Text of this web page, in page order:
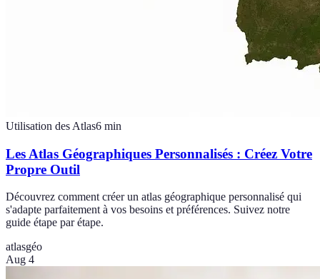
Utilisation des Atlas6 min
Les Atlas Géographiques Personnalisés : Créez Votre
Propre Outil
Découvrez comment créer un atlas géographique personnalisé qui
s'adapte parfaitement à vos besoins et préférences. Suivez notre
guide étape par étape.
atlasgéo
Aug 4